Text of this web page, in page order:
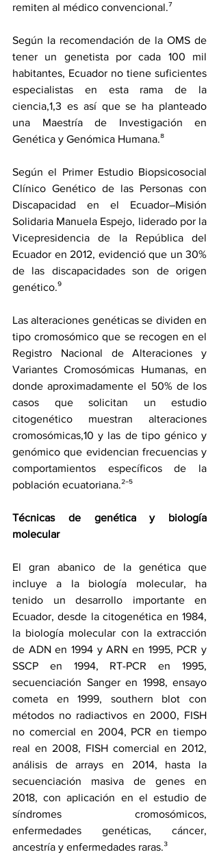
remiten al médico convencional.⁷
Según la recomendación de la OMS de
tener un genetista por cada 100 mil
habitantes, Ecuador no tiene suficientes
especialistas en esta rama de la
ciencia,1,3 es así que se ha planteado
una Maestría de Investigación en
Genética y Genómica Humana.⁸
Según el Primer Estudio Biopsicosocial
Clínico Genético de las Personas con
Discapacidad en el Ecuador–Misión
Solidaria Manuela Espejo, liderado por la
Vicepresidencia de la República del
Ecuador en 2012, evidenció que un 30%
de las discapacidades son de origen
genético.⁹
Las alteraciones genéticas se dividen en
tipo cromosómico que se recogen en el
Registro Nacional de Alteraciones y
Variantes Cromosómicas Humanas, en
donde aproximadamente el 50% de los
casos que solicitan un estudio
citogenético muestran alteraciones
cromosómicas,10 y las de tipo génico y
genómico que evidencian frecuencias y
comportamientos específicos de la
población ecuatoriana.²⁻⁵
Técnicas de genética y biología
molecular
El gran abanico de la genética que
incluye a la biología molecular, ha
tenido un desarrollo importante en
Ecuador, desde la citogenética en 1984,
la biología molecular con la extracción
de ADN en 1994 y ARN en 1995, PCR y
SSCP en 1994, RT-PCR en 1995,
secuenciación Sanger en 1998, ensayo
cometa en 1999, southern blot con
métodos no radiactivos en 2000, FISH
no comercial en 2004, PCR en tiempo
real en 2008, FISH comercial en 2012,
análisis de arrays en 2014, hasta la
secuenciación masiva de genes en
2018, con aplicación en el estudio de
síndromes cromosómicos,
enfermedades genéticas, cáncer,
ancestría y enfermedades raras.³